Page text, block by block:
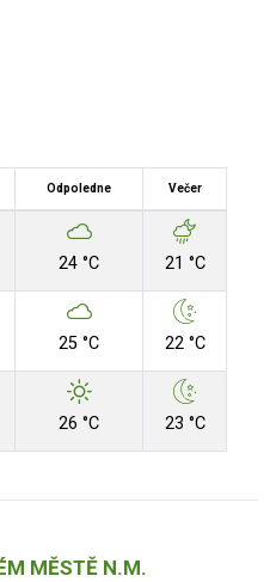
Odpoledne Večer
24 °C 21 °C
25 °C 22 °C
26 °C 23 °C
MĚSTĚ N.M.